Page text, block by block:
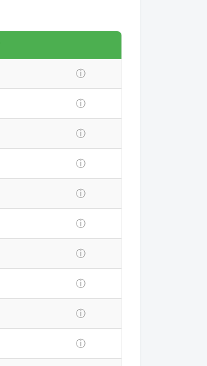
ⓘ
ⓘ
ⓘ
ⓘ
ⓘ
ⓘ
ⓘ
ⓘ
ⓘ
ⓘ